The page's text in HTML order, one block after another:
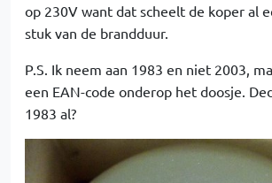
op 230V want dat scheelt de koper al
stuk van de brandduur.
P.S. Ik neem aan 1983 en niet 2003,
een EAN-code onderop het doosje.
1983 al?